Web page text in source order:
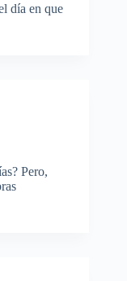
día en que
Pero,